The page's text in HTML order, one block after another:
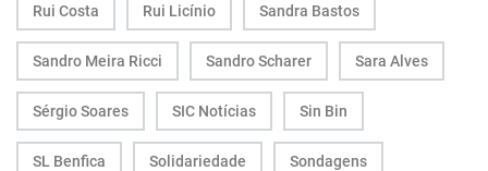
Rui Costa Rui Licínio Sandra Bastos
Sandro Meira Ricci Sandro Scharer Sara Alves
Sérgio Soares SIC Notícias Sin Bin
SL Benfica Solidariedade Sondagens